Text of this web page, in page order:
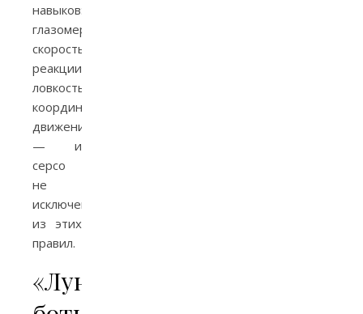
навыков:
глазомер,
скорость
реакции,
ловкость,
координация
движений
— и
серсо
не
исключение
из этих
правил.
«Лунные»